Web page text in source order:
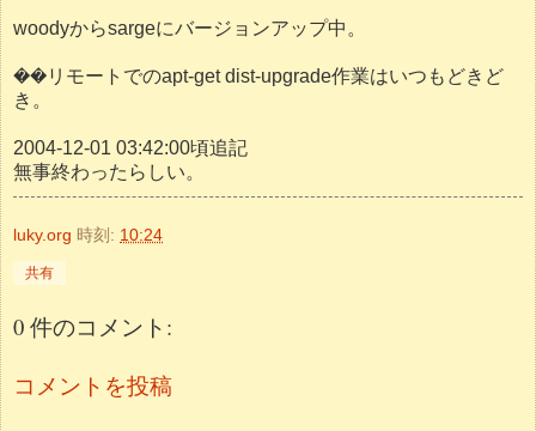
woodyからsargeにバージョンアップ中。
��リモートでのapt-get dist-upgrade作業はいつもどきど
き。
2004-12-01 03:42:00頃追記
無事終わったらしい。
luky.org 時刻: 10:24
共有
0 件のコメント:
コメントを投稿